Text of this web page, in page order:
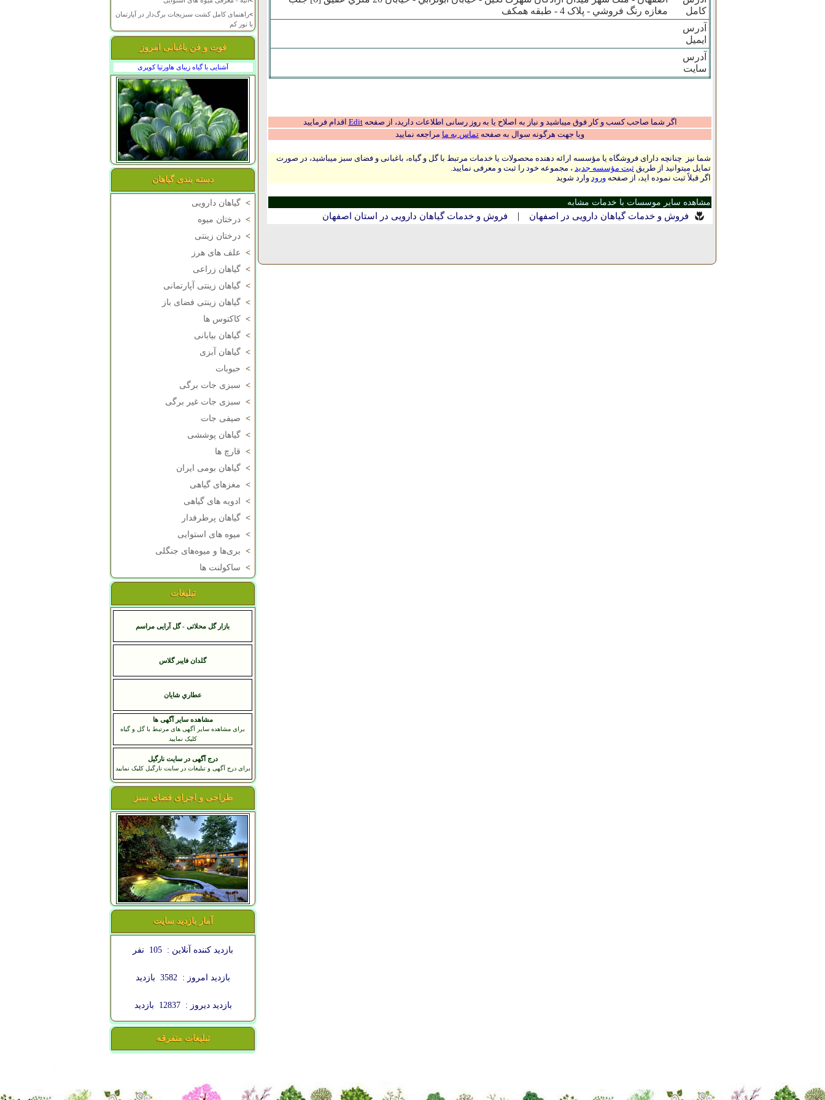
>راهنمای کامل کشت سبزیجات برگ‌دار در آپارتمان
با نور کم
فوت و فن باغبانی امروز
آشنایی با گیاه زیبای هاورتیا کوپری
دسته بندی گیاهان
> گیاهان دارویی
> درختان میوه
> درختان زینتی
> علف های هرز
> گیاهان زراعی
> گیاهان زینتی آپارتمانی
> گیاهان زینتی فضای باز
> کاکتوس ها
> گیاهان بیابانی
> گیاهان آبزی
> حبوبات
> سبزی جات برگی
> سبزی جات غیر برگی
> صیفی جات
> گیاهان پوششی
> قارچ ها
> گیاهان بومی ایران
> مغزهای گیاهی
>
ادویه های گیاهی
> گیاهان پرطرفدار
> میوه های استوایی
> بری‌ها و میوه‌های جنگلی
> ساکولنت ها
تبلیغات
بازار گل محلاتی - گل آرایی مراسم
گلدان فایبر گلاس
عطاري شايان
مشاهده سایر آگهی ها
برای مشاهده سایر آگهی های مرتبط با گل و گیاه
کلیک نمایید
درج آگهی در سایت نارگیل
برای درج آگهی و تبلیغات در سایت نارگیل کلیک نمایید
طراحی و اجرای فضای سبز
آمار بازدید سایت
بازدید کننده آنلاین : 105 نفر
بازدید امروز : 3582 بازدید
بازدید دیروز : 12837 بازدید
تبلیغات متفرقه
کامل
مغازه رنگ فروشي - پلاک 4 - طبقه همکف
آدرس
ایمیل
آدرس
سایت
اگر شما صاحب کسب و کار فوق میباشید و نیاز به اصلاح یا به روز رسانی اطلاعات دارید، از صفحهEdit اقدام فرمایید
ویا جهت هرگونه سوال به صفحه تماس به ما مراجعه نمایید
شما نیز چنانچه دارای فروشگاه یا مؤسسه ارائه دهنده محصولات یا خدمات مرتبط با گل و گیاه، باغبانی و فضای سبز میباشید، در صورت
تمایل میتوانید از طریق ثبت مؤسسه جدید ، مجموعه خود را ثبت و معرفی نمایید.
اگر قبلاً ثبت نموده اید، از صفحه ورود وارد شوید
مشاهده سایر موسسات با خدمات مشابه
فروش و خدمات گیاهان دارویی در اصفهان | فروش و خدمات گیاهان دارویی در استان اصفهان